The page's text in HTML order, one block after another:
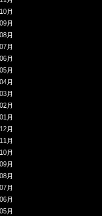
月
月
月
月
月
月
月
月
月
月
月
月
月
月
月
月
月
月